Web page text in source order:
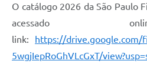
O catálogo 2026 da São Paulo
acessado
link: https://drive.google.com/
5wgjIepRoGhVLcGxT/